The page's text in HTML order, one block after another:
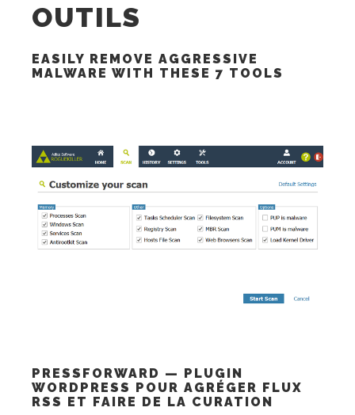
OUTILS
EASILY REMOVE AGGRESSIVE
MALWARE WITH THESE 7 TOOLS
PRESSFORWARD — PLUGIN
WORDPRESS POUR AGRÉGER FLUX
RSS ET FAIRE DE LA CURATION